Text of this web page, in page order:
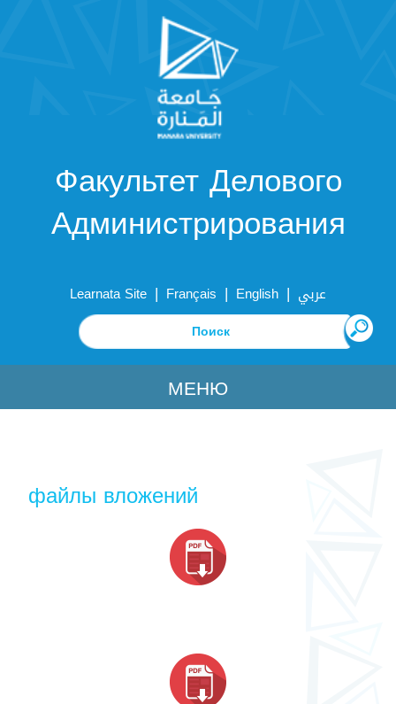
Факультет Делового
Администрирования
Learnata Site | Français | English | عربي
МЕНЮ
файлы вложений